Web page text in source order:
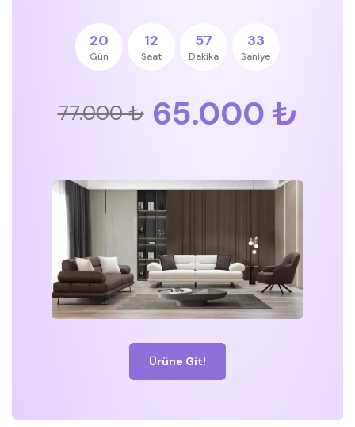
20
Gün
12
Saat
57
Dakika
32
Saniye
77.000 ₺ 65.000 ₺
Ürüne Git!